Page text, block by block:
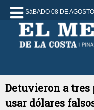
SáBADO 08 DE
Detuvieron a
usar dólares